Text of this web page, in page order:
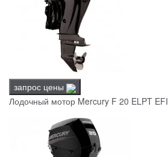
запрос цены
Лодочный мотор Mercury F 20 ELPT EFI